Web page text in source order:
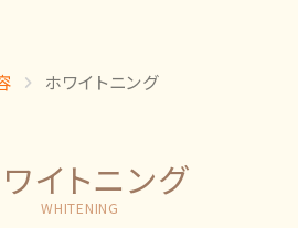
ホワイトニング
イトニング
WHITENING